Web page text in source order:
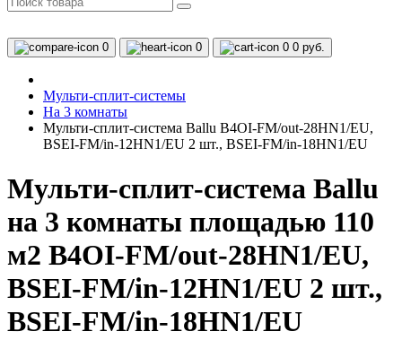
0 0 0 0 руб.
Мульти-сплит-системы
На 3 комнаты
Мульти-сплит-система Ballu B4OI-FM/out-28HN1/EU,
BSEI-FM/in-12HN1/EU 2 шт., BSEI-FM/in-18HN1/EU
Мульти-сплит-система Ballu
на 3 комнаты площадью 110
м2 B4OI-FM/out-28HN1/EU,
BSEI-FM/in-12HN1/EU 2 шт.,
BSEI-FM/in-18HN1/EU